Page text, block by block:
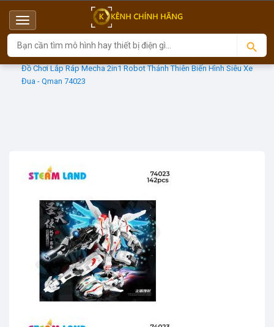
Menu
Top
Sản phẩm QMAN
Đồ Chơi Lắp Ráp Mecha 2in1 Robot Thánh Thiên Biến Hình Siêu Xe
Đua - Qman 74023